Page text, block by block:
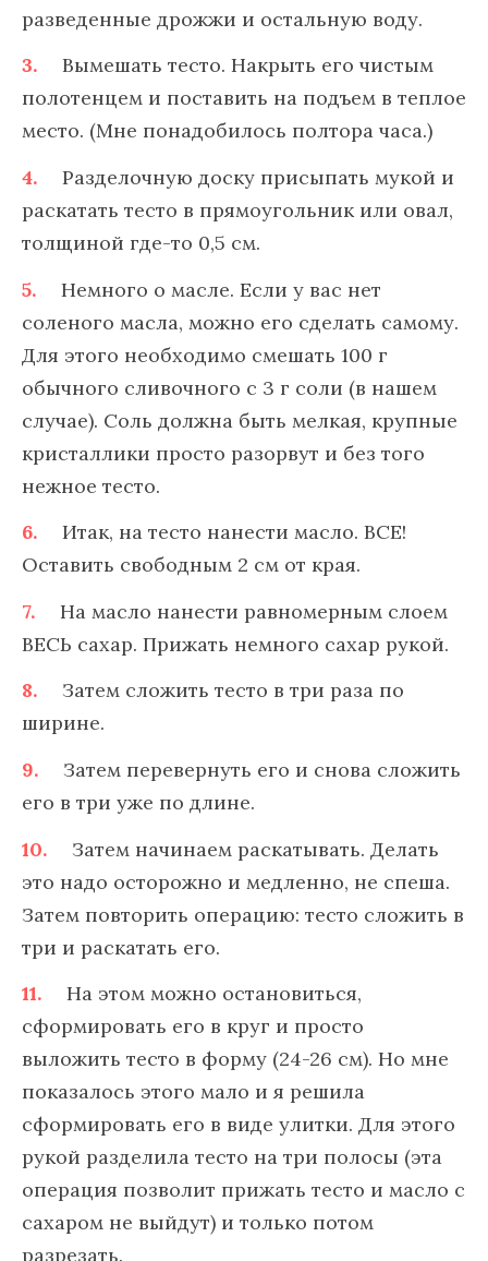
разведенные дрожжи и остальную воду.
Вымешать тесто. Накрыть его чистым
полотенцем и поставить на подъем в теплое
место. (Мне понадобилось полтора часа.)
Разделочную доску присыпать мукой и
раскатать тесто в прямоугольник или овал,
толщиной где-то 0,5 см.
Немного о масле. Если у вас нет
соленого масла, можно его сделать самому.
Для этого необходимо смешать 100 г
обычного сливочного с 3 г соли (в нашем
случае). Соль должна быть мелкая, крупные
кристаллики просто разорвут и без того
нежное тесто.
Итак, на тесто нанести масло. ВСЕ!
Оставить свободным 2 см от края.
На масло нанести равномерным слоем
ВЕСЬ сахар. Прижать немного сахар рукой.
Затем сложить тесто в три раза по
ширине.
Затем перевернуть его и снова сложить
его в три уже по длине.
Затем начинаем раскатывать. Делать
это надо осторожно и медленно, не спеша.
Затем повторить операцию: тесто сложить в
три и раскатать его.
На этом можно остановиться,
сформировать его в круг и просто
выложить тесто в форму (24-26 см). Но мне
показалось этого мало и я решила
сформировать его в виде улитки. Для этого
рукой разделила тесто на три полосы (эта
операция позволит прижать тесто и масло с
сахаром не выйдут) и только потом
разрезать.